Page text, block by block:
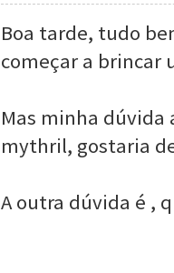
Boa tarde, tudo
começar a brincar
Mas minha dúvida
mythril, gostaria
A outra dúvida é ,